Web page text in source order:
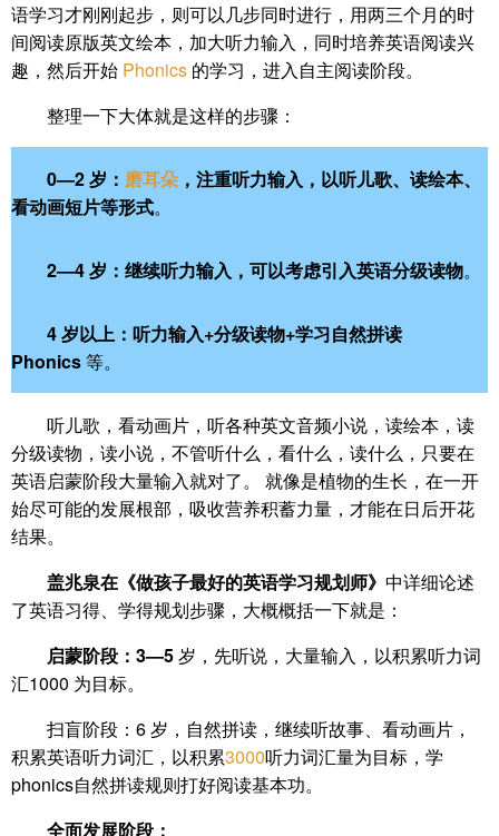
语学习才刚刚起步，则可以几步同时进行，用两三个月的时
间阅读原版英文绘本，加大听力输入，同时培养英语阅读兴
趣，然后开始 Phonics 的学习，进入自主阅读阶段。
整理一下大体就是这样的步骤：
0—2 岁： 磨耳朵 ，注重听力输入，以听儿歌、读绘本、
看动画短片等形式。
2—4岁：继续听力输入，可以考虑引入英语分级读物。
4岁以上：听力输入+分级读物+学习自然拼读
Phonics等。
听儿歌，看动画片，听各种英文音频小说，读绘本，读
分级读物，读小说，不管听什么，看什么，读什么，只要在
英语启蒙阶段大量输入就对了。 就像是植物的生长，在一开
始尽可能的发展根部，吸收营养积蓄力量，才能在日后开花
结果。
盖兆泉在《做孩子最好的英语学习规划师》 中详细论述
了英语习得、学得规划步骤，大概概括一下就是：
启蒙阶段：3—5岁，先听说，大量输入，以积累听力词
汇1000 为目标。
扫盲阶段：6 岁，自然拼读，继续听故事、看动画片，
积累英语听力词汇，以积累3000听力词汇量为目标，学
phonics自然拼读规则打好阅读基本功。
全面发展阶段：